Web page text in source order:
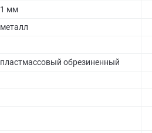
1 мм
металл
пластмассовый обрезиненный